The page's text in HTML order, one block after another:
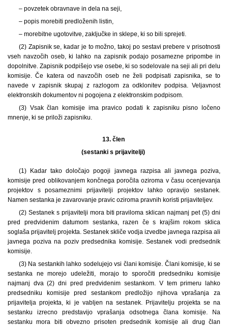
– povzetek obravnave in dela na seji,
– popis morebiti predloženih listin,
– morebitne ugotovitve, zaključke in sklepe, ki so bili sprejeti.
(2) Zapisnik se, kadar je to možno, takoj po sestavi prebere v prisotnosti
vseh navzočih oseb, ki lahko na zapisnik podajo posamezne pripombe in
dopolnitve. Zapisnik podpišejo vse osebe, ki so sodelovale na seji ali pri delu
komisije. Če katera od navzočih oseb ne želi podpisati zapisnika, se to
navede v zapisnik skupaj z razlogom za odklonitev podpisa. Veljavnost
elektronskih dokumentov ni pogojena z elektronskim podpisom.
(3) Vsak član komisije ima pravico podati k zapisniku pisno ločeno
mnenje, ki se priloži zapisniku.
13. člen
(sestanki s prijavitelji)
(1) Kadar tako določajo pogoji javnega razpisa ali javnega poziva,
komisije pred oblikovanjem končnega poročila oziroma v času ocenjevanja
projektov s posameznimi prijavitelji projektov lahko opravijo sestanek.
Namen sestanka je zavarovanje pravic oziroma pravnih koristi prijaviteljev.
(2) Sestanek s prijavitelji mora biti praviloma sklican najmanj pet (5) dni
pred predvidenim datumom sestanka, razen če s krajšim rokom sklica
soglaša prijavitelj projekta. Sestanek skliče vodja izvedbe javnega razpisa ali
javnega poziva na poziv predsednika komisije. Sestanek vodi predsednik
komisije.
(3) Na sestankih lahko sodelujejo vsi člani komisije. Člani komisije, ki se
sestanka ne morejo udeležiti, morajo to sporočiti predsedniku komisije
najmanj dva (2) dni pred predvidenim sestankom. V tem primeru lahko
predsedniku komisije pred sestankom predložijo njihova vprašanja za
prijavitelja projekta, ki je vabljen na sestanek. Prijavitelju projekta se na
sestanku izrecno predstavijo vprašanja odsotnega člana komisije. Na
sestanku mora biti obvezno prisoten predsednik komisije ali drug član